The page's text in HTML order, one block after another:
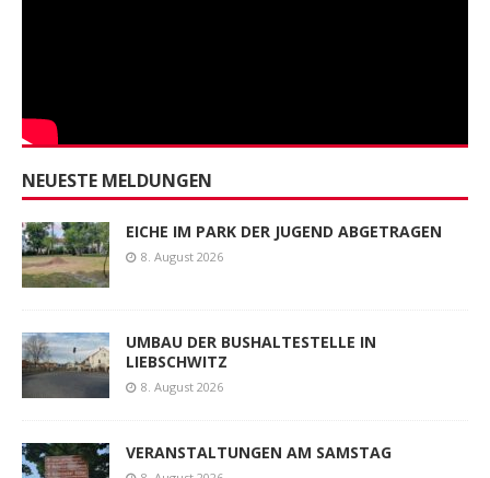
NEUESTE MELDUNGEN
EICHE IM PARK DER JUGEND ABGETRAGEN
8. August 2026
UMBAU DER BUSHALTESTELLE IN
LIEBSCHWITZ
8. August 2026
VERANSTALTUNGEN AM SAMSTAG